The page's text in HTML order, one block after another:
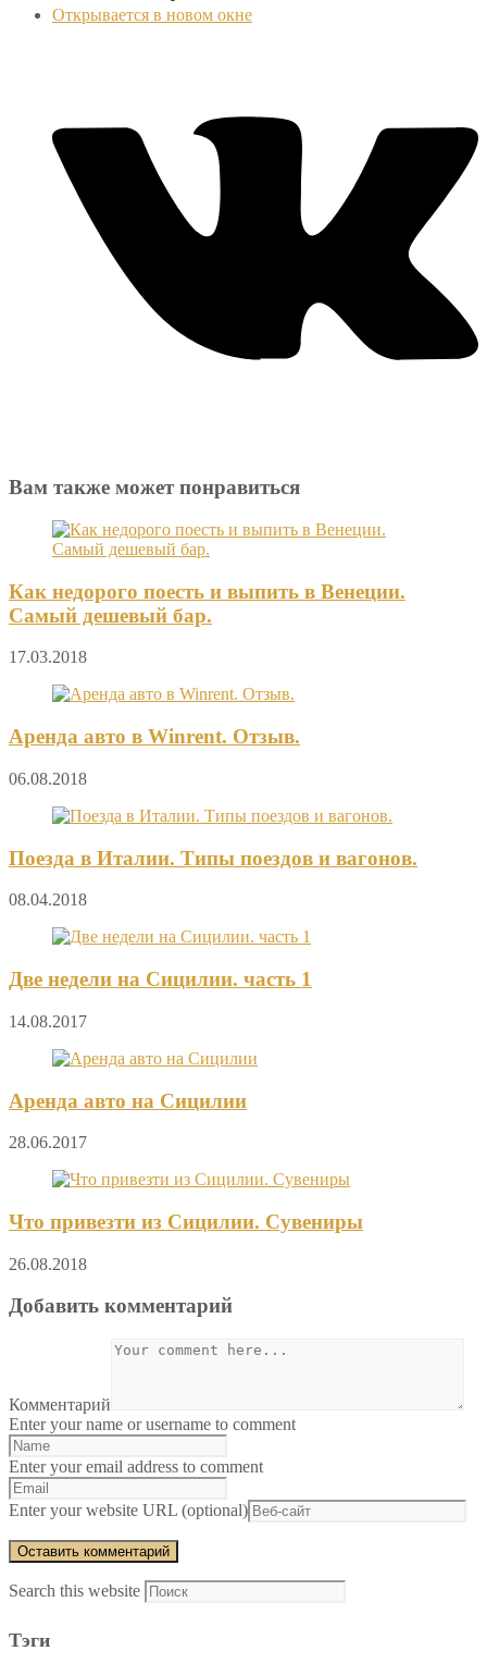
Открывается в новом окне
Вам также может понравиться
Как недорого поесть и выпить в Венеции.
Самый дешевый бар.
17.03.2018
Аренда авто в Winrent. Отзыв.
06.08.2018
Поезда в Италии. Типы поездов и вагонов.
08.04.2018
Две недели на Сицилии. часть 1
14.08.2017
Аренда авто на Сицилии
28.06.2017
Что привезти из Сицилии. Сувениры
26.08.2018
Добавить комментарий
Комментарий
Enter your name or username to comment
Enter your email address to comment
Enter your website URL (optional)
Search this website
Тэги